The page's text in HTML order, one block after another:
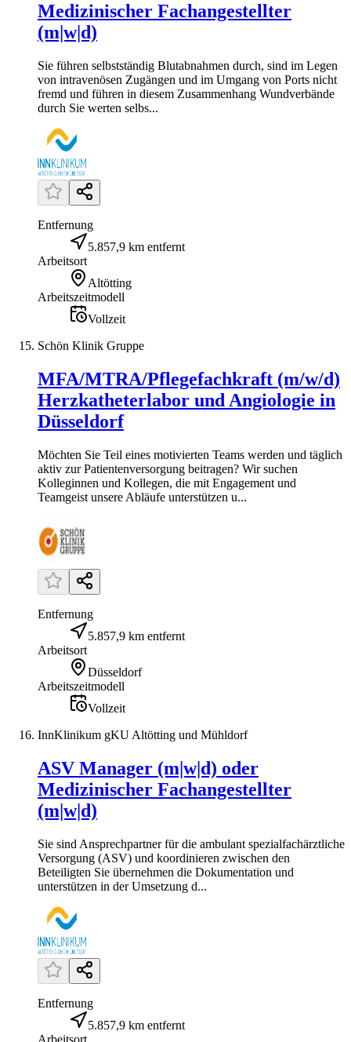
Medizinischer Fachangestellter
(m|w|d)
Sie führen selbstständig Blutabnahmen durch, sind im Legen
von intravenösen Zugängen und im Umgang von Ports nicht
fremd und führen in diesem Zusammenhang Wundverbände
durch Sie werten selbs...
Entfernung
5.857,9 km entfernt
Arbeitsort
Altötting
Arbeitszeitmodell
Vollzeit
Schön Klinik Gruppe
MFA/MTRA/Pflegefachkraft (m/w/d)
Herzkatheterlabor und Angiologie in
Düsseldorf
Möchten Sie Teil eines motivierten Teams werden und täglich
aktiv zur Patientenversorgung beitragen? Wir suchen
Kolleginnen und Kollegen, die mit Engagement und
Teamgeist unsere Abläufe unterstützen u...
Entfernung
5.857,9 km entfernt
Arbeitsort
Düsseldorf
Arbeitszeitmodell
Vollzeit
InnKlinikum gKU Altötting und Mühldorf
ASV Manager (m|w|d) oder
Medizinischer Fachangestellter
(m|w|d)
Sie sind Ansprechpartner für die ambulant spezialfachärztliche
Versorgung (ASV) und koordinieren zwischen den
Beteiligten Sie übernehmen die Dokumentation und
unterstützen in der Umsetzung d...
Entfernung
5.857,9 km entfernt
Arbeitsort